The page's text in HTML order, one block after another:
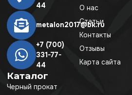
44
metalon2017@bk.ru
+7 (700)
331-77-
44
Каталог
Черный прокат
О нас
Статьи
Контакты
Отзывы
Карта сайта